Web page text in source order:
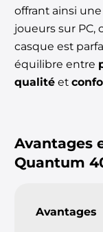
offrant ainsi
joueurs sur PC,
casque est
équilibre entre
qualité et
Avantages
Quantum
Avantages